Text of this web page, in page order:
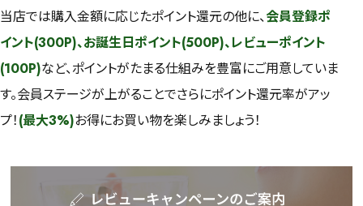
当店では購入金額に応じたポイント還元の他に、会員登録ポ
イント(300P)、お誕生日ポイント(500P)、レビューポイント
(100P)など、ポイントがたまる仕組みを豊富にご用意していま
す。会員ステージが上がることでさらにポイント還元率がアッ
プ！(最大3%)お得にお買い物を楽しみましょう！